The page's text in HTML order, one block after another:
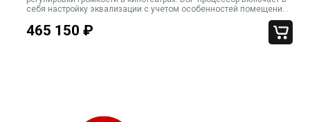
себя настройку эквализации с учетом особенностей помещения,
регулировку громкости и обнаружение сбоев системы и может
быть настроен с
465 150 ₽